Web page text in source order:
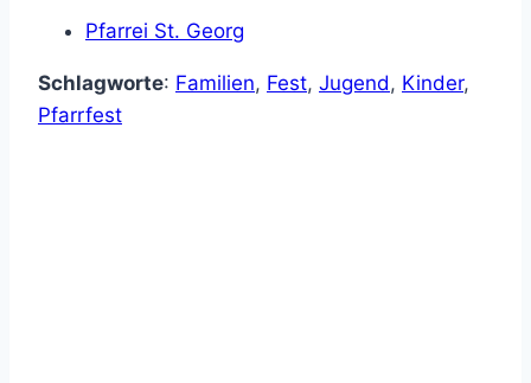
Pfarrei St. Georg
Schlagworte: Familien, Fest, Jugend, Kinder,
Pfarrfest